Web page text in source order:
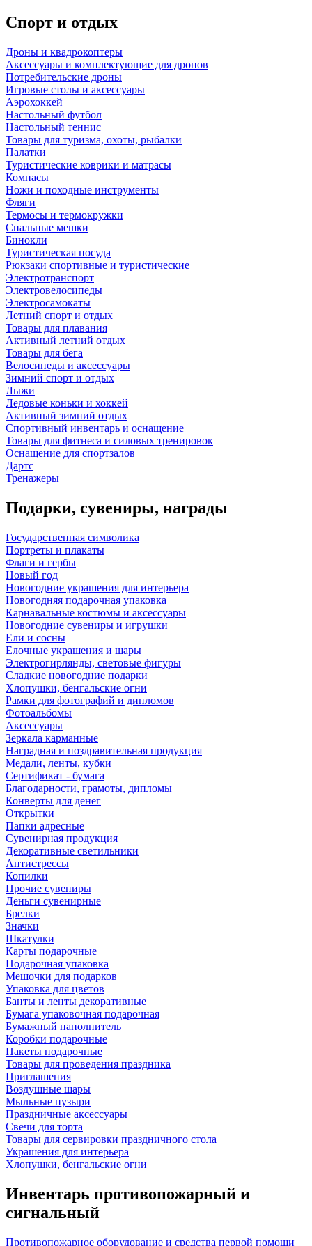
Спорт и отдых
Дроны и квадрокоптеры
Аксессуары и комплектующие для дронов
Потребительские дроны
Игровые столы и аксессуары
Аэрохоккей
Настольный футбол
Настольный теннис
Товары для туризма, охоты, рыбалки
Палатки
Туристические коврики и матрасы
Компасы
Ножи и походные инструменты
Фляги
Термосы и термокружки
Спальные мешки
Бинокли
Туристическая посуда
Рюкзаки спортивные и туристические
Электротранспорт
Электровелосипеды
Электросамокаты
Летний спорт и отдых
Товары для плавания
Активный летний отдых
Товары для бега
Велосипеды и аксессуары
Зимний спорт и отдых
Лыжи
Ледовые коньки и хоккей
Активный зимний отдых
Спортивный инвентарь и оснащение
Товары для фитнеса и силовых тренировок
Оснащение для спортзалов
Дартс
Тренажеры
Подарки, сувениры, награды
Государственная символика
Портреты и плакаты
Флаги и гербы
Новый год
Новогодние украшения для интерьера
Новогодняя подарочная упаковка
Карнавальные костюмы и аксессуары
Новогодние сувениры и игрушки
Ели и сосны
Елочные украшения и шары
Электрогирлянды, световые фигуры
Сладкие новогодние подарки
Хлопушки, бенгальские огни
Рамки для фотографий и дипломов
Фотоальбомы
Аксессуары
Зеркала карманные
Наградная и поздравительная продукция
Медали, ленты, кубки
Сертификат - бумага
Благодарности, грамоты, дипломы
Конверты для денег
Открытки
Папки адресные
Сувенирная продукция
Декоративные светильники
Антистрессы
Копилки
Прочие сувениры
Деньги сувенирные
Брелки
Значки
Шкатулки
Карты подарочные
Подарочная упаковка
Мешочки для подарков
Упаковка для цветов
Банты и ленты декоративные
Бумага упаковочная подарочная
Бумажный наполнитель
Коробки подарочные
Пакеты подарочные
Товары для проведения праздника
Приглашения
Воздушные шары
Мыльные пузыри
Праздничные аксессуары
Свечи для торта
Товары для сервировки праздничного стола
Украшения для интерьера
Хлопушки, бенгальские огни
Инвентарь противопожарный и
сигнальный
Противопожарное оборудование и средства первой помощи